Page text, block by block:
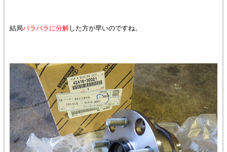
結局バラバラに分解した方が早いのですね。